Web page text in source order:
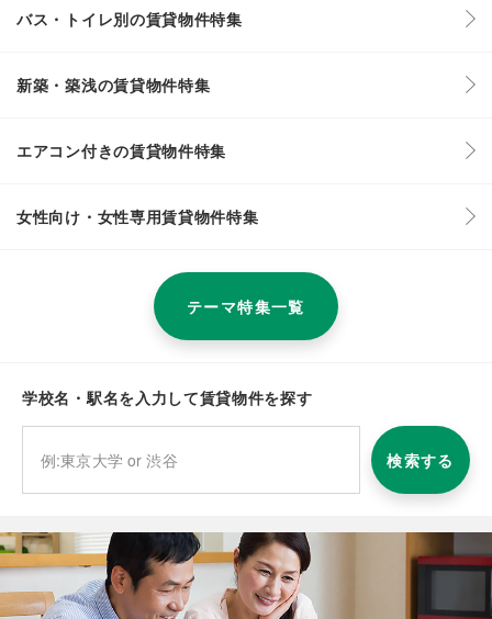
バス・トイレ別の賃貸物件特集
新築・築浅の賃貸物件特集
エアコン付きの賃貸物件特集
女性向け・女性専用賃貸物件特集
テーマ特集一覧
学校名・駅名を入力して賃貸物件を探す
検索する